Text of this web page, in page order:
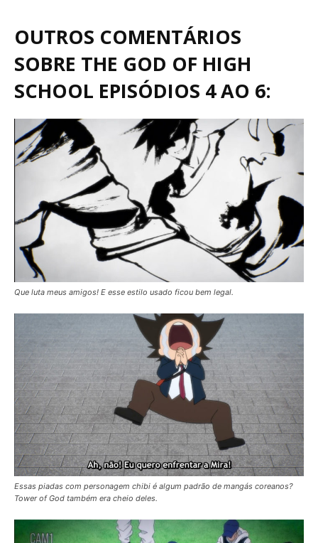
OUTROS COMENTÁRIOS
SOBRE THE GOD OF HIGH
SCHOOL EPISÓDIOS 4 AO 6:
Que luta meus amigos! E esse estilo usado ficou bem legal.
Essas piadas com personagem chibi é algum padrão de mangás coreanos?
Tower of God também era cheio deles.